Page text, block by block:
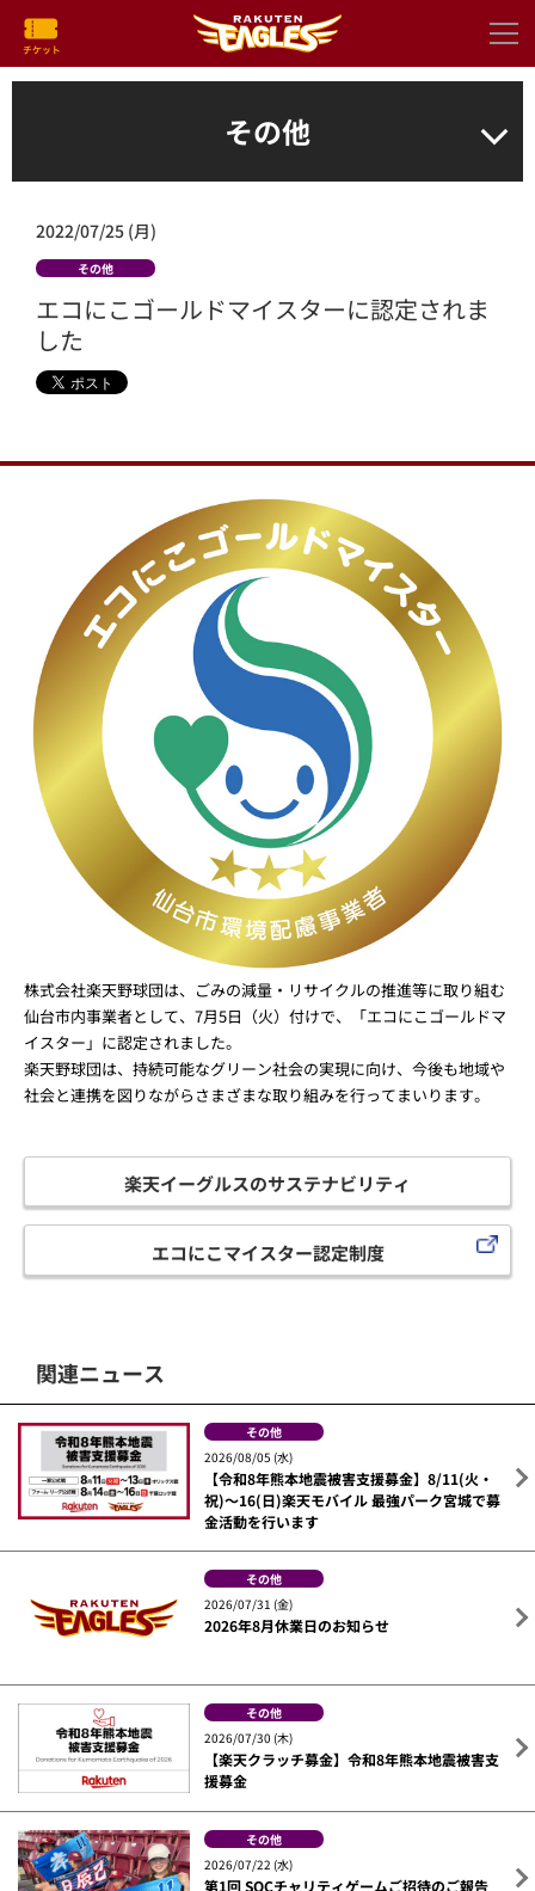
その他
2022/07/25 (月)
その他
エコにこゴールドマイスターに認定されま
した
株式会社楽天野球団は、ごみの減量・リサイクルの推進等に取り組む
仙台市内事業者として、7月5日（火）付けで、「エコにこゴールドマ
イスター」に認定されました。
楽天野球団は、持続可能なグリーン社会の実現に向け、今後も地域や
社会と連携を図りながらさまざまな取り組みを行ってまいります。
楽天イーグルスのサステナビリティ
エコにこマイスター認定制度
関連ニュース
その他
2026/08/05 (水)
【令和8年熊本地震被害支援募金】8/11(火・
祝)～16(日)楽天モバイル 最強パーク宮城で募
金活動を行います
その他
2026/07/31 (金)
2026年8月休業日のお知らせ
その他
2026/07/30 (木)
【楽天クラッチ募金】令和8年熊本地震被害支
援募金
その他
2026/07/22 (水)
第1回 SOCチャリティゲームご招待のご報告